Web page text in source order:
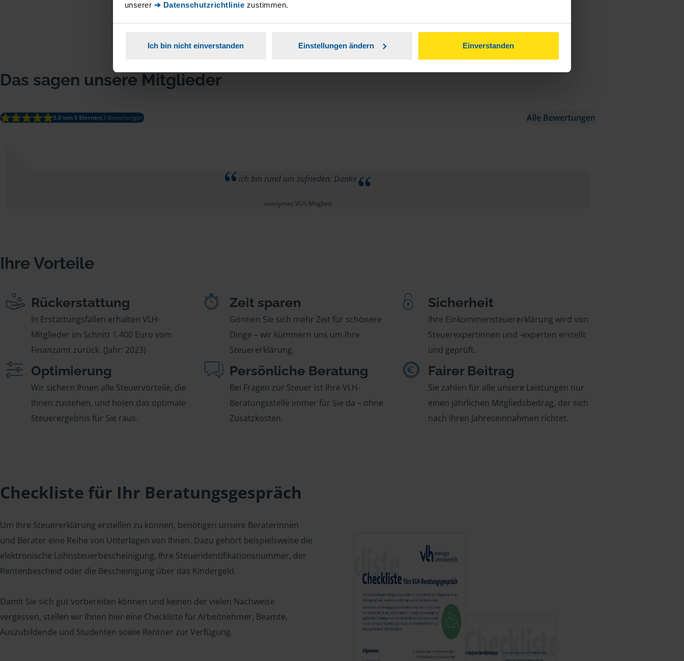
unserer ➔ Datenschutzrichtlinie zustimmen.
Ich bin nicht einverstanden Einstellungen ändern Einverstanden
Das sagen unsere Mitglieder
5.0 von 5 Sternen(3 Bewertungen) Alle Bewertungen
ich bin rund um zufrieden. Danke
anonymes VLH-Mitglied
Ihre Vorteile
Rückerstattung
In Erstattungsfällen erhalten VLH-
Mitglieder im Schnitt 1.400 Euro vom
Finanzamt zurück. (Jahr: 2023)
Zeit sparen
Gönnen Sie sich mehr Zeit für schönere
Dinge – wir kümmern uns um Ihre
Steuererklärung.
Sicherheit
Ihre Einkommensteuererklärung wird von
Steuerexpertinnen und -experten erstellt
und geprüft.
Optimierung
Wir sichern Ihnen alle Steuervorteile, die
Ihnen zustehen, und holen das optimale
Steuerergebnis für Sie raus.
Persönliche Beratung
Bei Fragen zur Steuer ist Ihre VLH-
Beratungsstelle immer für Sie da – ohne
Zusatzkosten.
Fairer Beitrag
Sie zahlen für alle unsere Leistungen nur
einen jährlichen Mitgliedsbeitrag, der sich
nach Ihren Jahreseinnahmen richtet.
Checkliste für Ihr Beratungsgespräch
Um Ihre Steuererklärung erstellen zu können, benötigen unsere Beraterinnen
und Berater eine Reihe von Unterlagen von Ihnen. Dazu gehört beispielsweise die
elektronische Lohnsteuerbescheinigung, Ihre Steueridentifikationsnummer, der
Rentenbescheid oder die Bescheinigung über das Kindergeld.
Damit Sie sich gut vorbereiten können und keinen der vielen Nachweise
vergessen, stellen wir Ihnen hier eine Checkliste für Arbeitnehmer, Beamte,
Auszubildende und Studenten sowie Rentner zur Verfügung.